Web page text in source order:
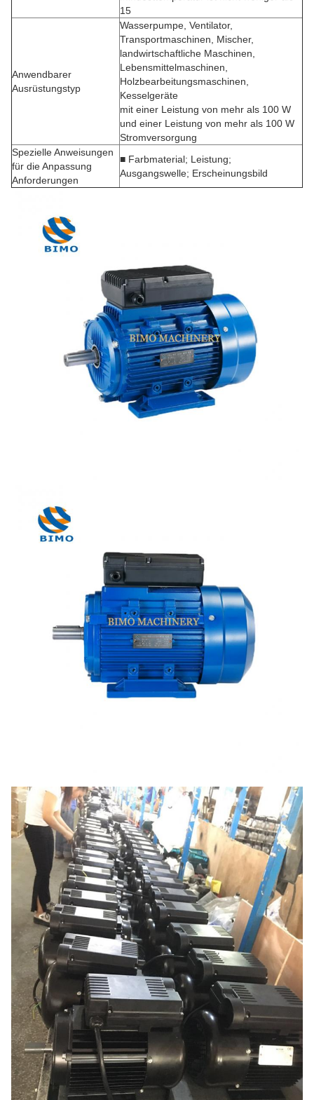
15
Anwendbarer
Ausrüstungstyp
Wasserpumpe, Ventilator,
Transportmaschinen, Mischer,
landwirtschaftliche Maschinen,
Lebensmittelmaschinen,
Holzbearbeitungsmaschinen,
Kesselgeräte
mit einer Leistung von mehr als 100 W
und einer Leistung von mehr als 100 W
Stromversorgung
Spezielle Anweisungen
für die Anpassung
Anforderungen
■ Farbmaterial; Leistung;
Ausgangswelle; Erscheinungsbild